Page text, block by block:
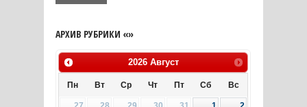
АРХИВ РУБРИКИ «»
2026 Август
Пн Вт Ср Чт Пт Сб Вс